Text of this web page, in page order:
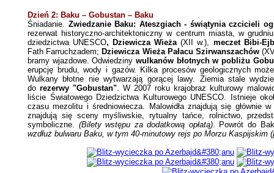
Dzień 2: Baku – Gobustan – Baku
Śniadanie. Zwiedzanie Baku: Ateszgiach - świątynia czcicieli
rezerwat historyczno-architektoniczny w centrum miasta, w
dziedzictwa UNESCO, Dziewicza Wieża(XII w.), meczet Bibi-
Fath Farruchzadem; Dziewicza Wieża Pałacu Szirwanszachów
bramy wjazdowe. Odwiedziny wulkanów błotnych w pobliżu
erupcję brudu, wody i gazów. Kilka procesów geologicznych
Wulkany błotne nie wytwarzają gorącej lawy. Ziemia stale
do rezerwy "Gobustan". W 2007 roku krajobraz kulturowy
liście Światowego Dziedzictwa Kulturowego UNESCO. Istnieje
czasu mezolitu i średniowiecza. Malowidła znajdują się głównie
znajdują się sceny myśliwskie, rytualny tańce, rolnictwo,
symboliczne. (Bilety wstępu za dodatkową opłatą). Powrót do
wzdłuż bulwaru Baku, w tym 40-minutowy rejs po Morzu Kaspijskim